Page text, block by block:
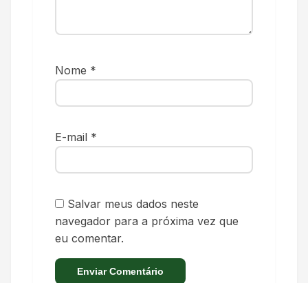
Nome *
E-mail *
Salvar meus dados neste
navegador para a próxima vez que
eu comentar.